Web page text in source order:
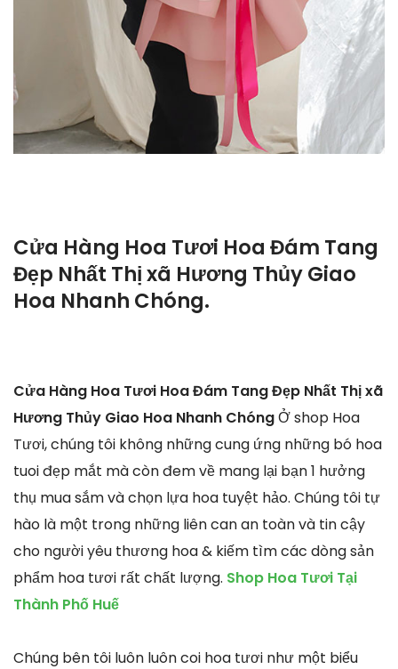
Cửa Hàng Hoa Tươi Hoa Đám Tang
Đẹp Nhất Thị xã Hương Thủy Giao
Hoa Nhanh Chóng.
Cửa Hàng Hoa Tươi Hoa Đám Tang Đẹp Nhất Thị xã
Hương Thủy Giao Hoa Nhanh ChóngỞ shop Hoa
Tươi, chúng tôi không những cung ứng những bó hoa
tuoi đẹp mắt mà còn đem về mang lại bạn 1 hưởng
thụ mua sắm và chọn lựa hoa tuyệt hảo. Chúng tôi tự
hào là một trong những liên can an toàn và tin cậy
cho người yêu thương hoa & kiếm tìm các dòng sản
phẩm hoa tươi rất chất lượng. Shop Hoa Tươi Tại
Thành Phố Huế
Chúng bên tôi luôn luôn coi hoa tươi như một biểu